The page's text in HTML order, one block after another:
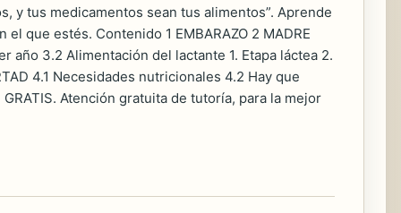
y tus medicamentos sean tus alimentos”. Aprende
que estés. Contenido 1 EMBARAZO 2 MADRE
año 3.2 Alimentación del lactante 1. Etapa láctea 2.
4.1 Necesidades nutricionales 4.2 Hay que
Atención gratuita de tutoría, para la mejor